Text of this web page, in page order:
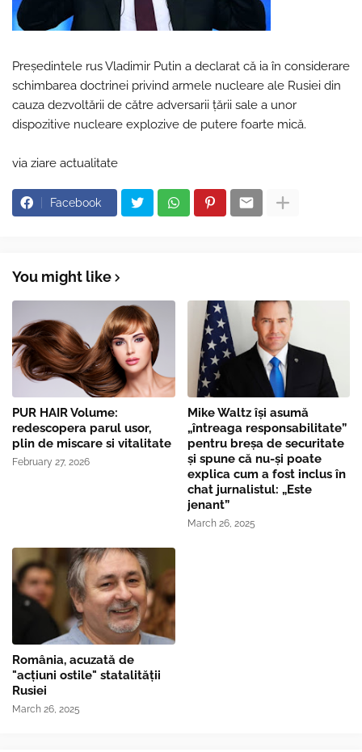
Președintele rus Vladimir Putin a declarat că ia în considerare
schimbarea doctrinei privind armele nucleare ale Rusiei din
cauza dezvoltării de către adversarii țării sale a unor
dispozitive nucleare explozive de putere foarte mică.
via ziare actualitate
Facebook
You might like
PUR HAIR Volume:
redescopera parul usor,
plin de miscare si vitalitate
February 27, 2026
Mike Waltz îşi asumă
„întreaga responsabilitate”
pentru breşa de securitate
și spune că nu-și poate
explica cum a fost inclus în
chat jurnalistul: „Este
jenant”
March 26, 2025
România, acuzată de
"acțiuni ostile" statalității
Rusiei
March 26, 2025